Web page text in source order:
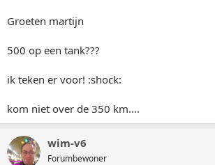
Groeten martijn
500 op een tank???
ik teken er voor! :shock:
kom niet over de 350 km....
wim-v6
Forumbewoner